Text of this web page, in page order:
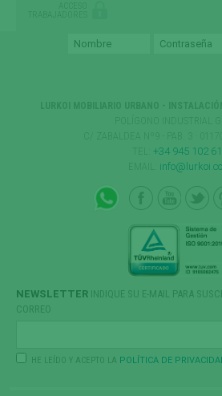
ACCESO
TRABAJADORES
+34 945 102
NEWSLETTER INDIQUE SU E-MAIL PARA
CORREO
HE LEÍDO Y ACEPTO LA POLÍTICA DE